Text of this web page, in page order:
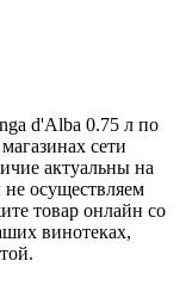
d'Alba 0.75 л по
сети
актуальны на
осуществляем
товар онлайн со
винотеках,